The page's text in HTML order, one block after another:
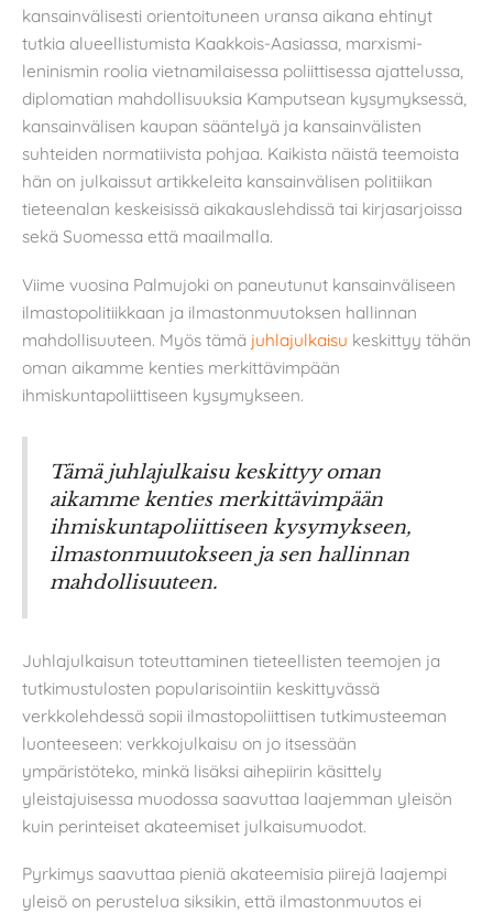
kansainvälisesti orientoituneen uransa aikana ehtinyt
tutkia alueellistumista Kaakkois-Aasiassa, marxismi-
leninismin roolia vietnamilaisessa poliittisessa ajattelussa,
diplomatian mahdollisuuksia Kamputsean kysymyksessä,
kansainvälisen kaupan sääntelyä ja kansainvälisten
suhteiden normatiivista pohjaa. Kaikista näistä teemoista
hän on julkaissut artikkeleita kansainvälisen politiikan
tieteenalan keskeisissä aikakauslehdissä tai kirjasarjoissa
sekä Suomessa että maailmalla.
Viime vuosina Palmujoki on paneutunut kansainväliseen
ilmastopolitiikkaan ja ilmastonmuutoksen hallinnan
mahdollisuuteen. Myös tämä juhlajulkaisu keskittyy tähän
oman aikamme kenties merkittävimpään
ihmiskuntapoliittiseen kysymykseen.
Tämä juhlajulkaisu keskittyy oman
aikamme kenties merkittävimpään
ihmiskuntapoliittiseen kysymykseen,
ilmastonmuutokseen ja sen hallinnan
mahdollisuuteen.
Juhlajulkaisun toteuttaminen tieteellisten teemojen ja
tutkimustulosten popularisointiin keskittyvässä
verkkolehdessä sopii ilmastopoliittisen tutkimusteeman
luonteeseen: verkkojulkaisu on jo itsessään
ympäristöteko, minkä lisäksi aihepiirin käsittely
yleistajuisessa muodossa saavuttaa laajemman yleisön
kuin perinteiset akateemiset julkaisumuodot.
Pyrkimys saavuttaa pieniä akateemisia piirejä laajempi
yleisö on perustelua siksikin, että ilmastonmuutos ei